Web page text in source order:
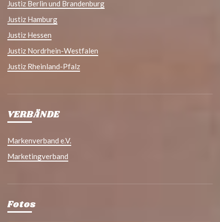
Justiz Berlin und Brandenburg
Justiz Hamburg
Justiz Hessen
Justiz Nordrhein-Westfalen
Justiz Rheinland-Pfalz
VERBÄNDE
Markenverband e.V.
Marketingverband
Fotos